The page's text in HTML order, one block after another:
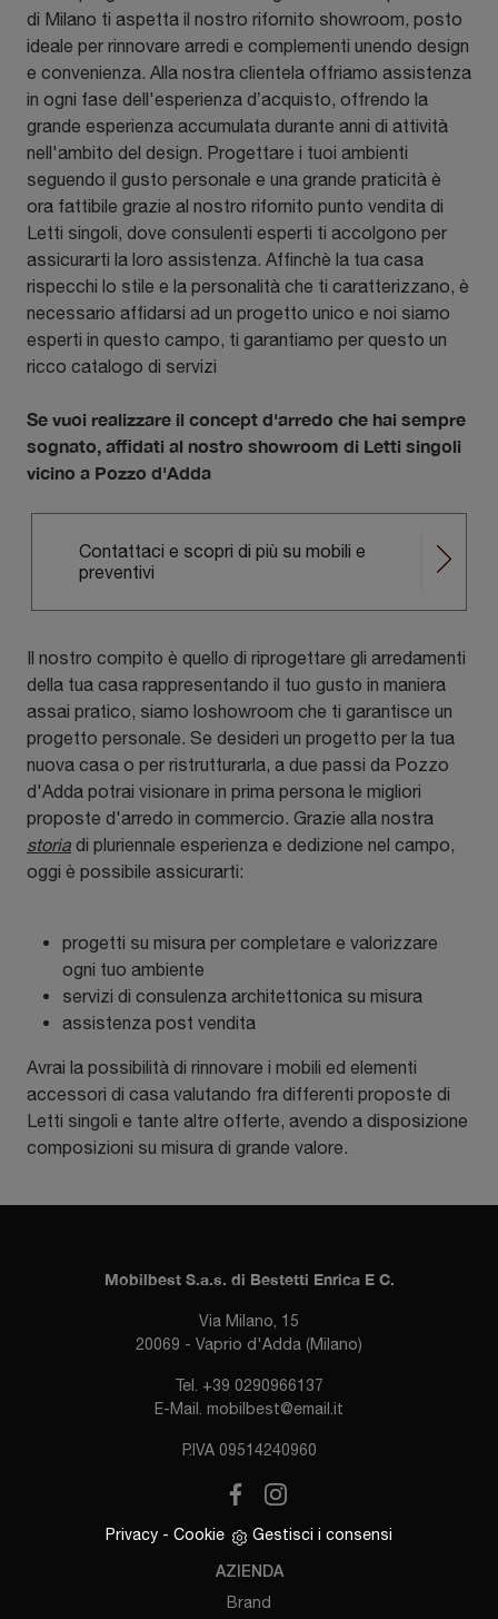
di Milano ti aspetta il nostro rifornito showroom, posto
ideale per rinnovare arredi e complementi unendo design
e convenienza. Alla nostra clientela offriamo assistenza
in ogni fase dell'esperienza d’acquisto, offrendo la
grande esperienza accumulata durante anni di attività
nell'ambito del design. Progettare i tuoi ambienti
seguendo il gusto personale e una grande praticità è
ora fattibile grazie al nostro rifornito punto vendita di
Letti singoli, dove consulenti esperti ti accolgono per
assicurarti la loro assistenza. Affinchè la tua casa
rispecchi lo stile e la personalità che ti caratterizzano, è
necessario affidarsi ad un progetto unico e noi siamo
esperti in questo campo, ti garantiamo per questo un
ricco catalogo di servizi
Se vuoi realizzare il concept d'arredo che hai sempre
sognato, affidati al nostro showroom di Letti singoli
vicino a Pozzo d'Adda
Contattaci e scopri di più su mobili e
preventivi
Il nostro compito è quello di riprogettare gli arredamenti
della tua casa rappresentando il tuo gusto in maniera
assai pratico, siamo loshowroom che ti garantisce un
progetto personale. Se desideri un progetto per la tua
nuova casa o per ristrutturarla, a due passi da Pozzo
d'Adda potrai visionare in prima persona le migliori
proposte d'arredo in commercio. Grazie alla nostra
storia di pluriennale esperienza e dedizione nel campo,
oggi è possibile assicurarti:
progetti su misura per completare e valorizzare
ogni tuo ambiente
servizi di consulenza architettonica su misura
assistenza post vendita
Avrai la possibilità di rinnovare i mobili ed elementi
accessori di casa valutando fra differenti proposte di
Letti singoli e tante altre offerte, avendo a disposizione
composizioni su misura di grande valore.
Mobilbest S.a.s. di Bestetti Enrica E C.
Via Milano, 15
20069 - Vaprio d'Adda (Milano)
Tel. +39 0290966137
E-Mail. mobilbest@email.it
P.IVA 09514240960
Privacy - Cookie Gestisci i consensi
AZIENDA
Brand